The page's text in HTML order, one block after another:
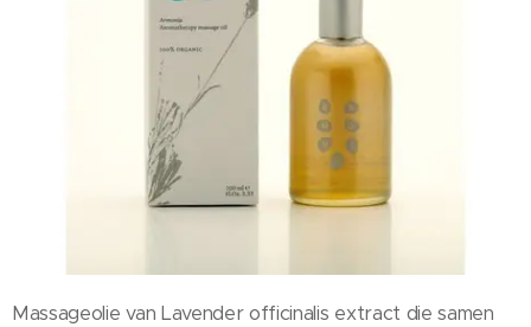
Massageolie van Lavender officinalis extract die samen